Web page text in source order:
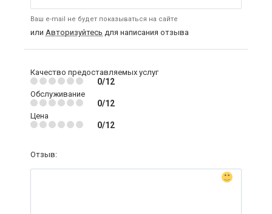
Ваш e-mail не будет показываться на сайте
или Авторизуйтесь для написания отзыва
Качество предоставляемых услуг
0/12
Обслуживание
0/12
Цена
0/12
Отзыв: